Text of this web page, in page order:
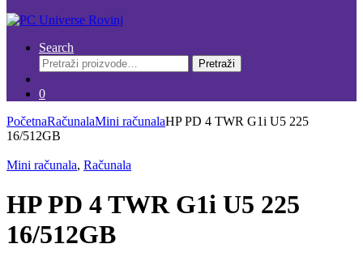
Search
Pretraži:
Pretraži
0
PočetnaRačunalaMini računalaHP PD 4 TWR G1i U5 225
16/512GB
Mini računala, Računala
HP PD 4 TWR G1i U5 225
16/512GB